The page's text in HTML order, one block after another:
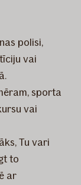
polisi,
vai
sporta
vai
Tu vari
to
ar